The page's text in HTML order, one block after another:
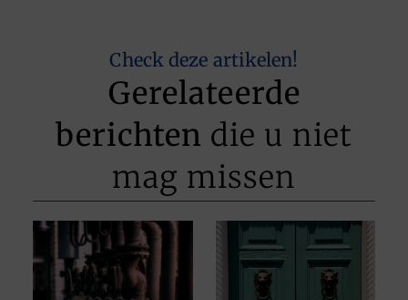
Check deze artikelen!
Gerelateerde
berichten die u niet
mag missen